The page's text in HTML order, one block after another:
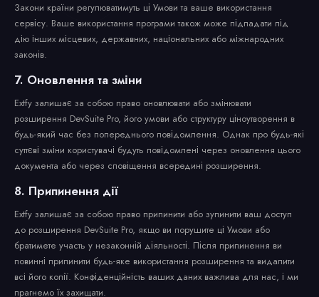
Закони країни регулюватимуть ці Умови та ваше використання
сервісу. Ваше використання програми також може підпадати під
дію інших місцевих, державних, національних або міжнародних
законів.
7. Оновлення та зміни
Extfy залишає за собою право оновлювати або змінювати
розширення DevSuite Pro, його умови або структуру ціноутворення в
будь-який час без попереднього повідомлення. Однак про будь-які
суттєві зміни користувачі будуть повідомлені через оновлення цього
документа або через сповіщення всередині розширення.
8. Припинення дії
Extfy залишає за собою право припинити або зупинити ваш доступ
до розширення DevSuite Pro, якщо ви порушите ці Умови або
братимете участь у незаконній діяльності. Після припинення ви
повинні припинити будь-яке використання розширення та видалити
всі його копії. Конфіденційність ваших даних важлива для нас, і ми
прагнемо їх захищати.